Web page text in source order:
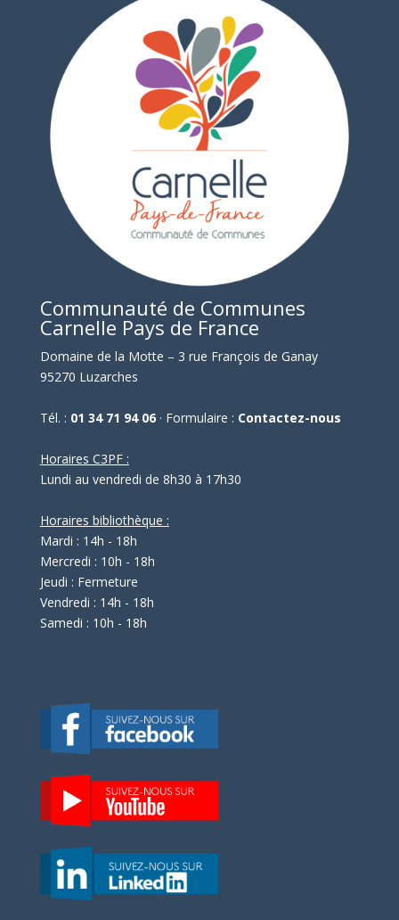
Communauté de Communes
Carnelle Pays de France
Domaine de la Motte – 3 rue François de Ganay
95270 Luzarches
Tél. : 01 34 71 94 06· Formulaire : Contactez-nous
Horaires C3PF :
Lundi au vendredi de 8h30 à 17h30
Horaires bibliothèque :
Mardi : 14h - 18h
Mercredi : 10h - 18h
Jeudi : Fermeture
Vendredi : 14h - 18h
Samedi : 10h - 18h